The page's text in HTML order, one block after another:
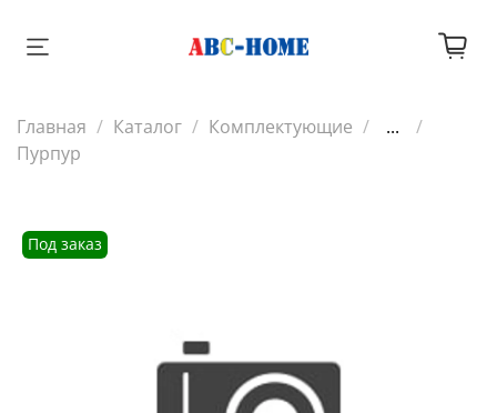
Главная Каталог Комплектующие
...
Пурпур
Под заказ